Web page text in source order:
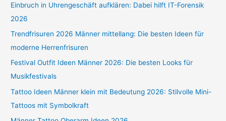
Einbruch in Uhrengeschäft aufklären: Dabei hilft IT-Forensik
2026
Trendfrisuren 2026 Männer mittellang: Die besten Ideen für
moderne Herrenfrisuren
Festival Outfit Ideen Männer 2026: Die besten Looks für
Musikfestivals
Tattoo Ideen Männer klein mit Bedeutung 2026: Stilvolle Mini-
Tattoos mit Symbolkraft